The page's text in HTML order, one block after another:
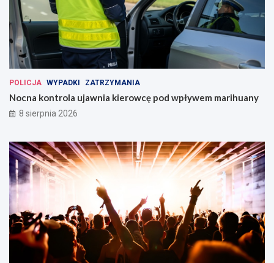
POLICJA WYPADKI ZATRZYMANIA
Nocna kontrola ujawnia kierowcę pod wpływem marihuany
8 sierpnia 2026